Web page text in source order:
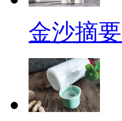
金沙摘